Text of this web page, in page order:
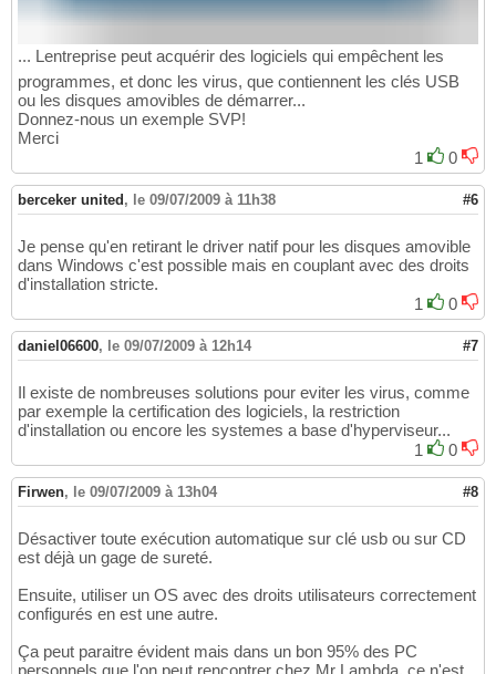
... Lentreprise peut acquérir des logiciels qui empêchent les
programmes, et donc les virus, que contiennent les clés USB
ou les disques amovibles de démarrer...
Donnez-nous un exemple SVP!
Merci
1
0
berceker united , le 09/07/2009 à 11h38 #6
Je pense qu'en retirant le driver natif pour les disques amovible
dans Windows c'est possible mais en couplant avec des droits
d'installation stricte.
1
0
daniel06600, le 09/07/2009 à 12h14 #7
Il existe de nombreuses solutions pour eviter les virus, comme
par exemple la certification des logiciels, la restriction
d'installation ou encore les systemes a base d'hyperviseur...
1
0
Firwen, le 09/07/2009 à 13h04 #8
Désactiver toute exécution automatique sur clé usb ou sur CD
est déjà un gage de sureté.
Ensuite, utiliser un OS avec des droits utilisateurs correctement
configurés en est une autre.
Ça peut paraitre évident mais dans un bon 95% des PC
personnels que l'on peut rencontrer chez Mr Lambda, ce n'est